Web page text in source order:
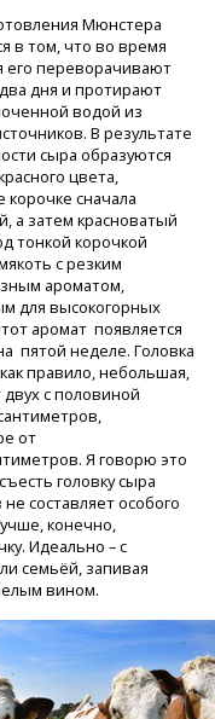
Мюнстера
в том, что во время
его переворачивают
дня и протирают
водой из
В результате
сыра образуются
цвета,
сначала
а затем красноватый
тонкой корочкой
с резким
ароматом,
для высокогорных
аромат появляется
пятой неделе. Головка
правило, небольшая,
с половиной
от
Я говорю это
головку сыра
составляет особого
конечно,
Идеально – с
семьёй, запивая
вином.